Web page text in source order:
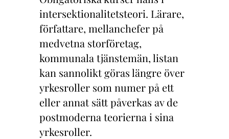
intersektionalitetsteori. Lärare,
författare, mellanchefer på
medvetna storföretag,
kommunala tjänstemän, listan
kan sannolikt göras längre över
yrkesroller som numer på ett
eller annat sätt påverkas av de
postmoderna teorierna i sina
yrkesroller.